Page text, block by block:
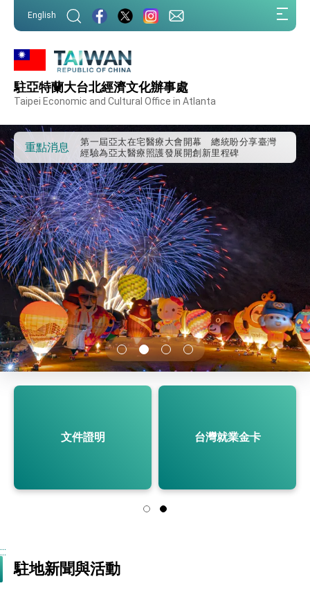
English
駐亞特蘭大台北經濟文化辦事處
Taipei Economic and Cultural Office in Atlanta
重點消息
外交部重要言論
事處」，進一步深化台美交流合作
第一屆亞太在宅醫療大會開幕 總統盼分享臺灣
經驗為亞太醫療照護發展開創新里程碑
外交部發布WHA文宣影片「台灣醫療點亮世界」
及「台灣智慧醫療與健康產業展」預告短片，向
世界展現台灣守護全球健康的創新能量
總統出訪史瓦帝尼返國談話 強調臺灣人有權利
走向世界 盼與理念相近國家共同維護國際秩序
堅定走向世界 賴總統抵達史瓦帝尼王國進行國是
訪問
總統與五院院長新春茶敘 盼化分歧為團結、為
國家邁出合作第一步
總統農曆春節談話
台美貿易協議完成簽署達成6大目標、創5大歷史
性突破 總統強調將以3大面向加速臺灣經濟轉型
升級 籲請立院全力支持並盡速通過
臺美簽署「對等貿易協定」確立對等關稅15%且不
疊加 我輸美2072項產品豁免對等關稅
總統接受「法新社」（AFP）專訪內容
外交部長林佳龍於《外交事務》撰文指出：自由
「見證蛻變，分享世界的光華」開幕式，期許數
位轉 型迎向下個50年
總統主持「台美經濟繁榮夥伴對話」記者會 說
述印太安全局勢，籲深化台印尼半導體供應鏈合
成「臺美對等貿易協定」簽署
文件證明 台灣就業金卡
:::
駐地新聞與活動